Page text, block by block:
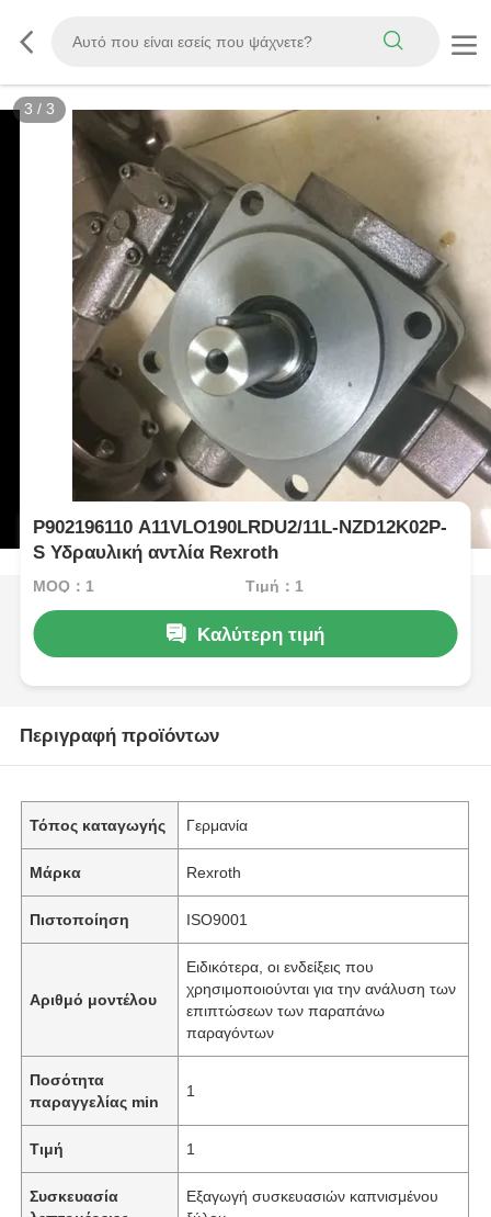
3 / 3
Ρ902196110 A11VLO190LRDU2/11L-NZD12K02P-
S Υδραυλική αντλία Rexroth
MOQ：1 Τιμή：1
Καλύτερη τιμή
Περιγραφή προϊόντων
Τόπος καταγωγής Γερμανία
Μάρκα Rexroth
Πιστοποίηση ISO9001
Αριθμό μοντέλου
Ειδικότερα, οι ενδείξεις που
χρησιμοποιούνται για την ανάλυση των
επιπτώσεων των παραπάνω
παραγόντων
Ποσότητα
παραγγελίας min
1
Τιμή 1
Συσκευασία
Εξαγωγή συσκευασιών καπνισμένου